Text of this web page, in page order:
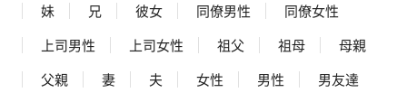
妹
兄 彼女 同僚男性
同僚女性
上司男性
上司女性 祖父 祖母
母親
父親
妻 夫 女性 男性
男友達